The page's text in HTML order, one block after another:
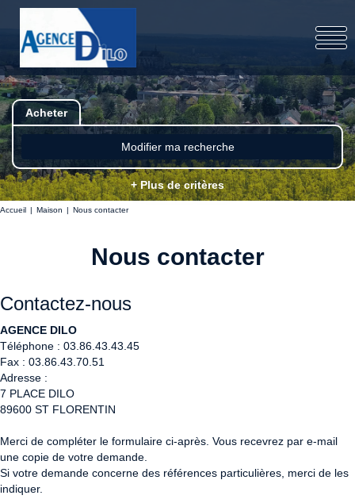
Acheter
Modifier ma recherche
+ Plus de critères
Accueil Maison Nous contacter
Nous contacter
Contactez-nous
AGENCE DILO
Téléphone : 03.86.43.43.45
Fax : 03.86.43.70.51
Adresse :
7 PLACE DILO
89600 ST FLORENTIN
Merci de compléter le formulaire ci-après. Vous recevrez par e-mail
une copie de votre demande.
Si votre demande concerne des références particulières, merci de les
indiquer.